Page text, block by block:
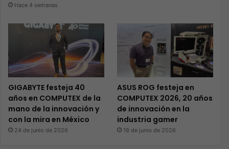
Hace 4 semanas
GIGABYTE festeja 40
años en COMPUTEX de la
mano de la innovación y
con la mira en México
24 de junio de 2026
ASUS ROG festeja en
COMPUTEX 2026, 20 años
de innovación en la
industria gamer
18 de junio de 2026